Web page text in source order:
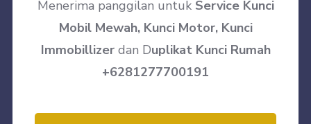
Menerima panggilan untuk Service Kunci
Mobil Mewah, Kunci Motor, Kunci
Immobillizerdan Duplikat Kunci Rumah
+6281277700191